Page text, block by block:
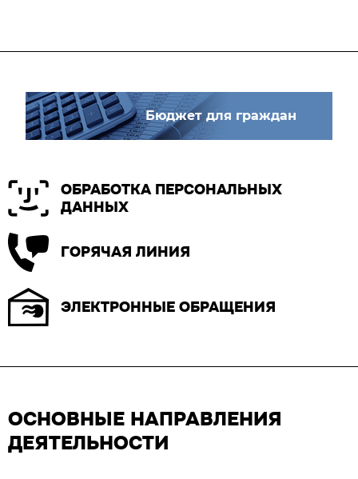
Бюджет для граждан
ОБРАБОТКА ПЕРСОНАЛЬНЫХ
ДАННЫХ
ГОРЯЧАЯ ЛИНИЯ
ЭЛЕКТРОННЫЕ ОБРАЩЕНИЯ
ОСНОВНЫЕ НАПРАВЛЕНИЯ
ДЕЯТЕЛЬНОСТИ